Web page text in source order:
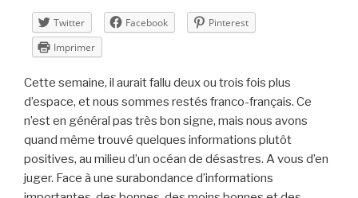
Twitter Facebook
Pinterest
Imprimer
Cette semaine, il aurait fallu deux ou trois fois plus
d’espace, et nous sommes restés franco-français. Ce
n’est en général pas très bon signe, mais nous avons
quand même trouvé quelques informations plutôt
positives, au milieu d’un océan de désastres. A vous d’en
juger. Face à une surabondance d’informations